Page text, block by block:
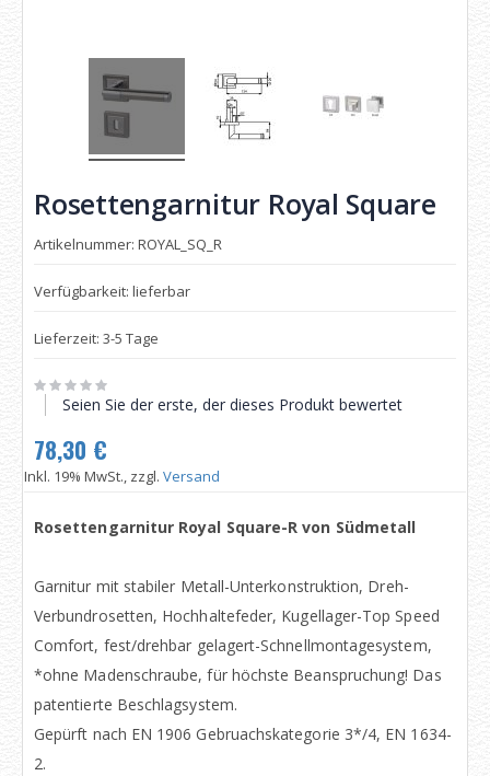
Rosettengarnitur Royal Square
Artikelnummer: ROYAL_SQ_R
Verfügbarkeit: lieferbar
Lieferzeit: 3-5 Tage
Seien Sie der erste, der dieses Produkt bewertet
78,30 €
Inkl. 19% MwSt., zzgl. Versand
Rosettengarnitur Royal Square-R von Südmetall
Garnitur mit stabiler Metall-Unterkonstruktion, Dreh-
Verbundrosetten, Hochhaltefeder, Kugellager-Top Speed
Comfort, fest/drehbar gelagert-Schnellmontagesystem,
*ohne Madenschraube, für höchste Beanspruchung! Das
patentierte Beschlagsystem.
Gepürft nach EN 1906 Gebruachskategorie 3*/4, EN 1634-
2.